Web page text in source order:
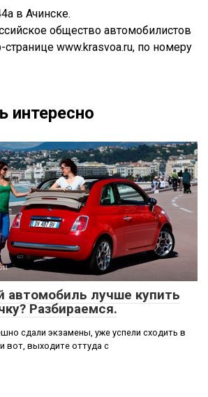
в Ачинске.
общество автомобилистов
www.krasvoa.ru, по номеру
автомобиль лучше купить
Разбираемся.
сдали экзамены, уже успели сходить в
вот, выходите оттуда с